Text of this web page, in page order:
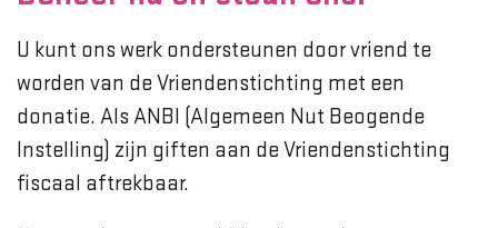
U kunt ons werk ondersteunen door vriend te
worden van de Vriendenstichting met een
donatie. Als ANBI (Algemeen Nut Beogende
Instelling) zijn giften aan de Vriendenstichting
fiscaal aftrekbaar.